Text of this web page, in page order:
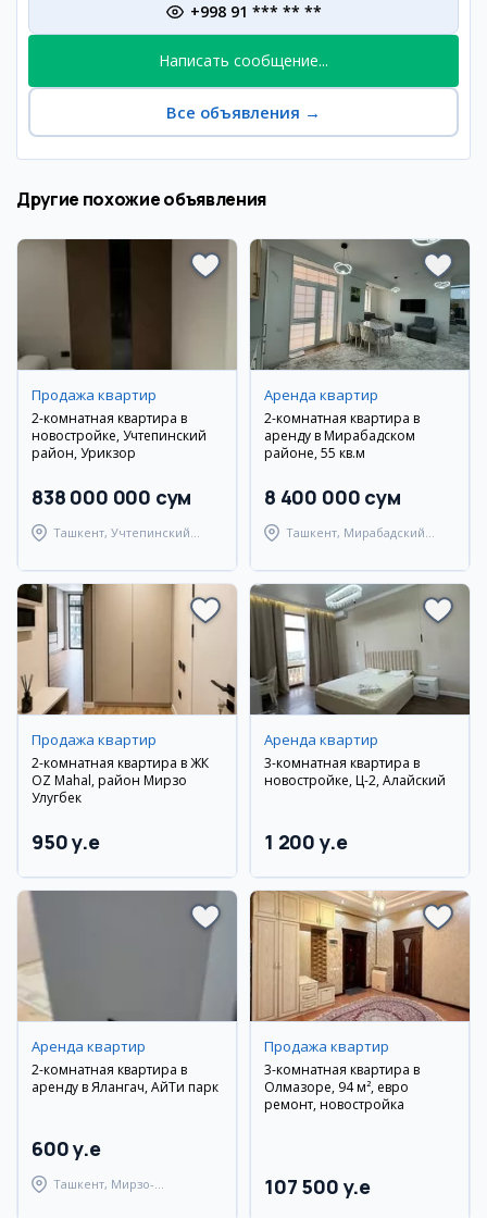
+998 91 *** ** **
Написать сообщение...
Все объявления →
Другие похожие объявления
Продажа квартир
2-комнатная квартира в
новостройке, Учтепинский
район, Урикзор
838 000 000 сум
Ташкент, Учтепинский
Аренда квартир
2-комнатная квартира в
аренду в Мирабадском
районе, 55 кв.м
8 400 000 сум
Ташкент, Мирабадский
Продажа квартир
2-комнатная квартира в ЖК
OZ Mahal, район Мирзо
Улугбек
950 y.e
Аренда квартир
3-комнатная квартира в
новостройке, Ц-2, Алайский
1 200 y.e
Аренда квартир
2-комнатная квартира в
аренду в Ялангач, АйТи парк
600 y.e
Ташкент, Мирзо-
Продажа квартир
3-комнатная квартира в
Олмазоре, 94 м², евро
ремонт, новостройка
107 500 y.e